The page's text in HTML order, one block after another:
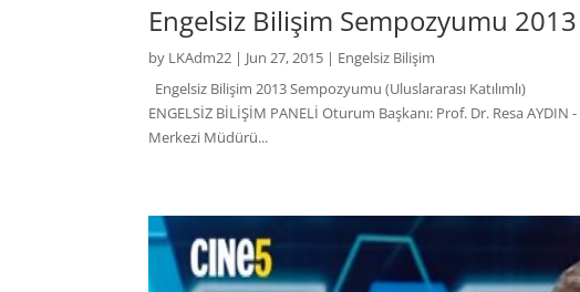
Engelsiz Bilişim Sempozyumu 2013
by LKAdm22 | Jun 27, 2015 | Engelsiz Bilişim
Engelsiz Bilişim 2013 Sempozyumu (Uluslararası
ENGELSİZ BİLİŞİM PANELİ Oturum Başkanı: Prof. Dr. Resa
Merkezi Müdürü...